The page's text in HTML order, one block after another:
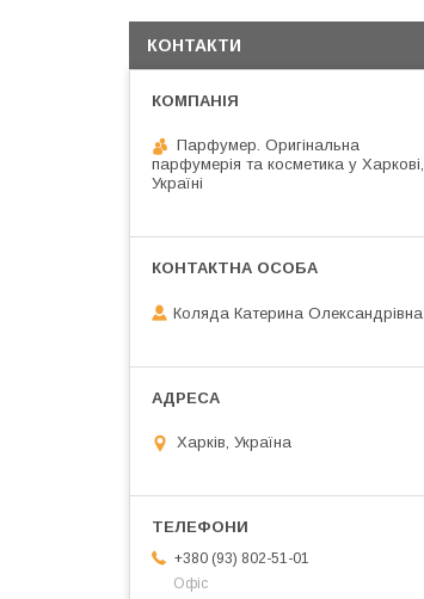
КОНТАКТИ
Парфумер. Оригінальна
парфумерія та косметика у Харкові,
Україні
Коляда Катерина Олександрівна
Харків, Україна
+380 (93) 802-51-01
Офіс